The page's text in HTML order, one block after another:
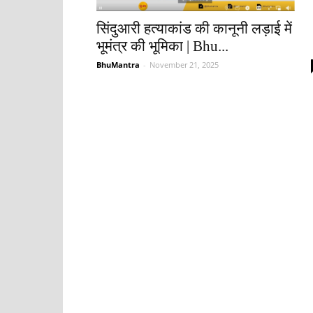
सिंदुआरी हत्याकांड की कानूनी लड़ाई में
भूमंत्र की भूमिका | Bhu...
BhuMantra - November 21, 2025